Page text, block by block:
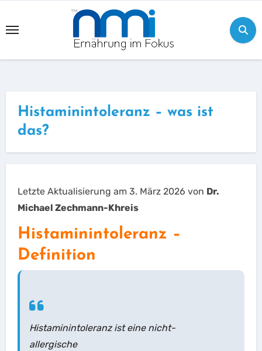
to
Histaminintoleranz – was ist
das?
Letzte Aktualisierung am 3. März 2026 von Dr.
Michael Zechmann-Khreis
Histaminintoleranz –
Definition
Histaminintoleranz ist eine nicht-
allergische